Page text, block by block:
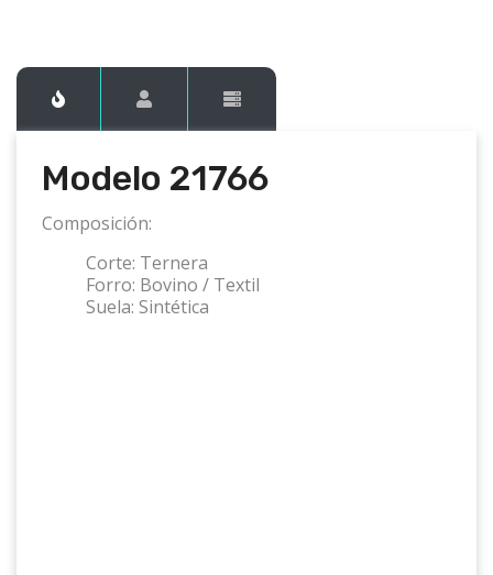
Modelo 21766
Composición:
Corte: Ternera
Forro: Bovino / Textil
Suela: Sintética